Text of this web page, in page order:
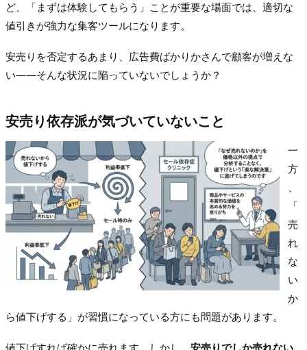
ど、「まずは体験してもらう」ことが重要な場面では、適切な
値引きが強力な集客ツールになります。
安売りを否定するあまり、広告費ばかりかさんで顧客が増えな
い——そんな状況に陥っていないでしょうか？
安売り依存派が気づいていないこと
一
方
、
「
売
れ
な
い
か
ら値下げする」が習慣になっている方にも問題があります。